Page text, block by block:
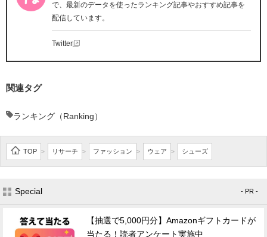
で、最新のデータを使ったランキング記事やおすすめ記事を
配信しています。
Twitter
関連タグ
ランキング（Ranking）
TOP > リサーチ > ファッション > ウェア > シューズ
Special - PR -
【抽選で5,000円分】Amazonギフトカードが
当たる！読者アンケート実施中